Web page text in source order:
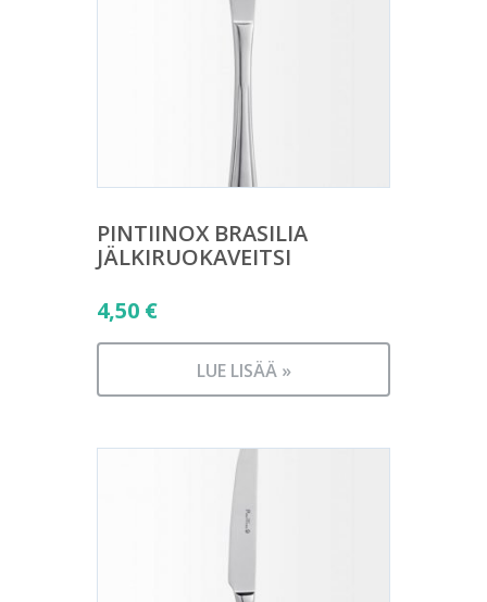
PINTIINOX BRASILIA
JÄLKIRUOKAVEITSI
4,50 €
LUE LISÄÄ »